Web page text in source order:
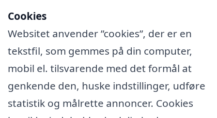
Cookies
Websitet anvender ”cookies”, der er en
tekstfil, som gemmes på din computer,
mobil el. tilsvarende med det formål at
genkende den, huske indstillinger, udføre
statistik og målrette annoncer. Cookies